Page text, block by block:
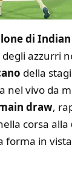
di Indian
azzurri
della
nel vivo da
draw,
corsa alla
forma in